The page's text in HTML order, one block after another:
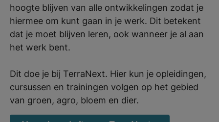
hoogte blijven van alle ontwikkelingen zodat je
hiermee om kunt gaan in je werk. Dit betekent
dat je moet blijven leren, ook wanneer je al aan
het werk bent.
Dit doe je bij TerraNext. Hier kun je opleidingen,
cursussen en trainingen volgen op het gebied
van groen, agro, bloem en dier.